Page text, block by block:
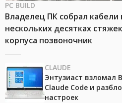
PC BUILD
Владелец ПК собрал кабели
нескольких десятках
корпуса позвоночник
CLAUDE
Энтузиаст взломал
Claude Code и
настроек